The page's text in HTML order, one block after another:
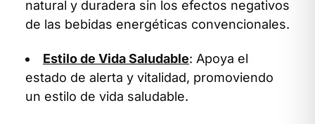
natural y duradera sin los efectos negativos
de las bebidas energéticas convencionales.
Estilo de Vida Saludable: Apoya el
estado de alerta y vitalidad, promoviendo
un estilo de vida saludable.